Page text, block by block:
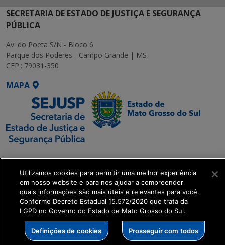
SECRETARIA DE ESTADO DE JUSTIÇA E SEGURANÇA
PÚBLICA
Av. do Poeta S/N - Bloco 6
Parque dos Poderes - Campo Grande | MS
CEP.: 79031-350
MAPA
SETDIG | Secretaria-
Executiva de
Transformação Digital
get_footer();
Utilizamos cookies para permitir uma melhor experiência
em nosso website e para nos ajudar a compreender
quais informações são mais úteis e relevantes para você.
Conforme Decreto Estadual 15.572/2020 que trata da
LGPD no Governo do Estado de Mato Grosso do Sul.
Definições de cookies Prosseguir com todos